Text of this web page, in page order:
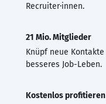
Recruiter·innen.
21 Mio. Mitglieder
Knüpf neue
besseres Job-Leben.
Kostenlos profitieren